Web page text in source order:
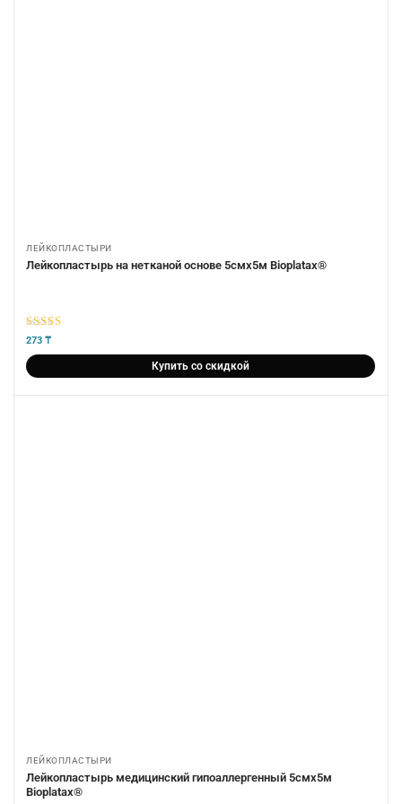
ЛЕЙКОПЛАСТЫРИ
Лейкопластырь на нетканой основе 5смх5м Bioplatax®
5из 5
273 ₸
Купить со скидкой
ЛЕЙКОПЛАСТЫРИ
Лейкопластырь медицинский гипоаллергенный 5смх5м
Bioplatax®